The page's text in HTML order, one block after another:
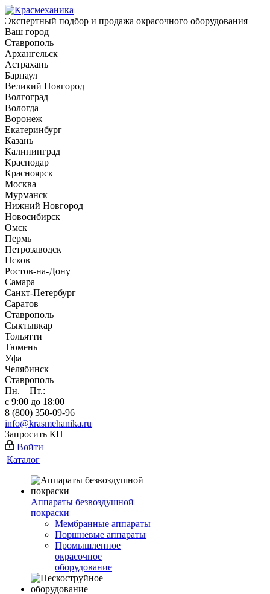
Экспертный подбор и продажа окрасочного оборудования
Ваш город
Ставрополь
Архангельск
Астрахань
Барнаул
Великий Новгород
Волгоград
Вологда
Воронеж
Екатеринбург
Казань
Калининград
Краснодар
Красноярск
Москва
Мурманск
Нижний Новгород
Новосибирск
Омск
Пермь
Петрозаводск
Псков
Ростов-на-Дону
Самара
Санкт-Петербург
Саратов
Ставрополь
Сыктывкар
Тольятти
Тюмень
Уфа
Челябинск
Ставрополь
Пн. – Пт.:
с 9:00 до 18:00
8 (800) 350-09-96
info@krasmehanika.ru
Запросить КП
Войти
Каталог
Аппараты безвоздушной
покраски
Мембранные аппараты
Поршневые аппараты
Промышленное
окрасочное
оборудование